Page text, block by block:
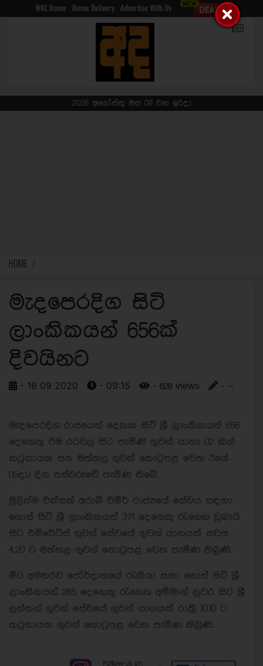
WNL Home Home Delivery Advertise With Us
2026 අගෝස්තු මස 09 වන ඉරිදා
HOME
මැදපෙරදිග සිටි
ලාංකිකයන් 656ක්
දිවයිනට
- 16 09 2020 - 09:15 - 628 views - --
මැදපෙරදිග රාජ්‍යයන් දෙකක සිටි ශ්‍රී ලාංකිකයන් 656
දෙනෙකු එම රටවල සිට පැමිණි ගුවන් යානා 02 කින්
කටුනායක සහ මත්තල ගුවන් තොටුපළ වෙත ඊයේ
(15දා) දින පස්වරුවේ පැමිණ තිබේ.
මුලින්ම එක්සත් අරාබි එමීර් රාජ්‍යයේ සේවය සඳහා
ගොස් සිටි ශ්‍රී ලාංකිකයන් 371 දෙනෙකු රැගෙන ඩුබායි
සිට එමිරේට්ස් ගුවන් සේවයේ ගුවන් යානයක් සවස
4.20 ට මත්තල ගුවන් තොටුපළ වෙත පැමිණ තිබුණි.
මීට අමතරව ජෝර්දානයේ රැකියා සහා ගොස් සිටි ශ්‍රී
ලාංකිකයන් 285 දෙනෙකු රැගෙන අම්මාන් නුවර සිට ශ්‍රී
ලන්කන් ගුවන් සේවයේ ගුවන් යානයක් රාත්‍රී 10.10 ට
කටුනායක ගුවන් තොටුපළ වෙත පැමිණ තිබුණි.